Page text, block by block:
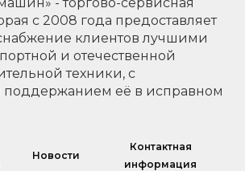
с 2008 года предоставляет
клиентов лучшими
и отечественной
техники, с
её в исправном
Новости
Контактная
информация